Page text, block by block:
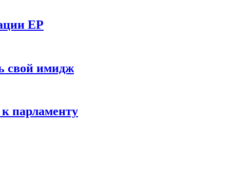
ЕР
свой имидж
парламенту